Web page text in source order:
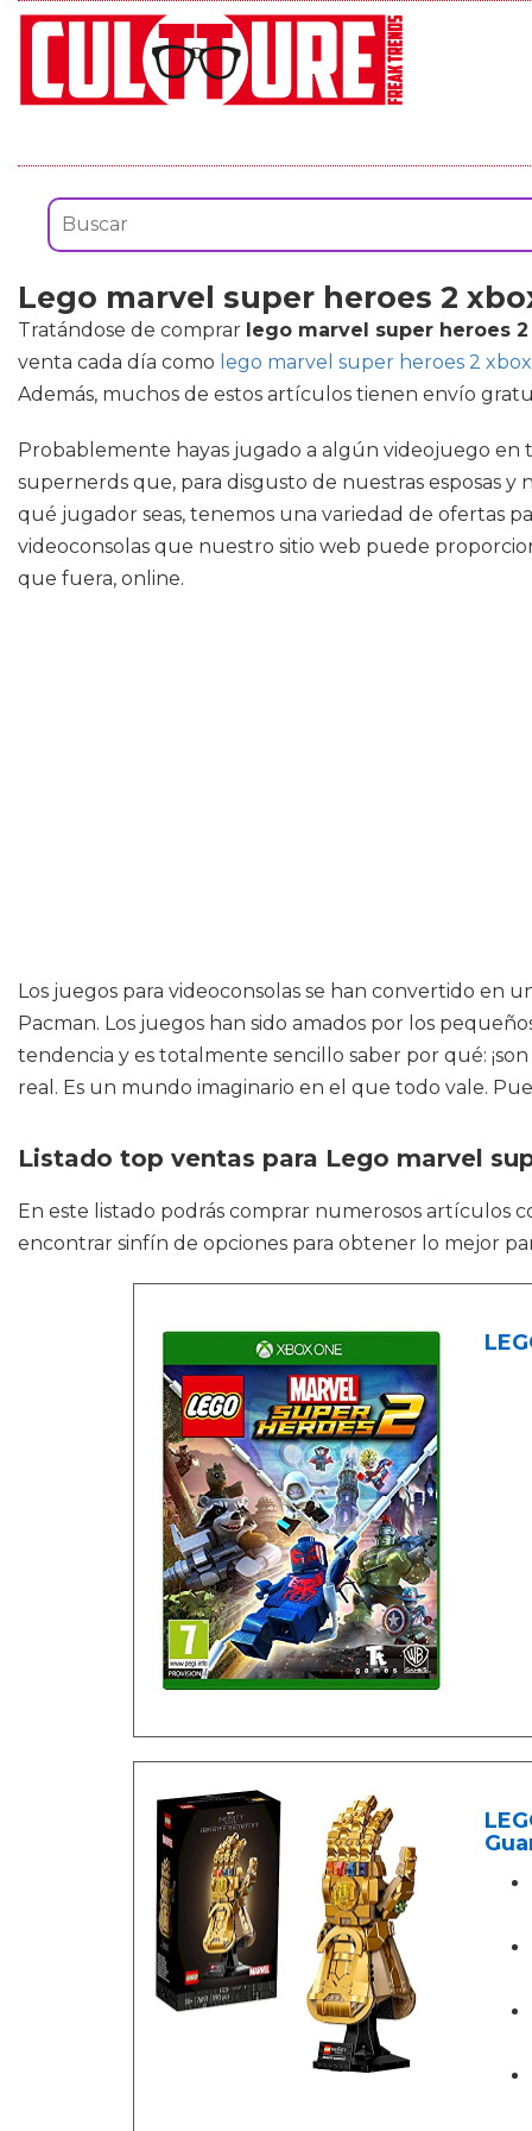
Lego marvel super heroes 2
Tratándose de comprar lego marvel super heroes
venta cada día como lego marvel super heroes 2
Además, muchos de estos artículos tienen envío
Probablemente hayas jugado a algún videojuego en
supernerds que, para disgusto de nuestras esposas y
qué jugador seas, tenemos una variedad de ofertas
videoconsolas que nuestro sitio web puede
que fuera, online.
Los juegos para videoconsolas se han convertido en
Pacman. Los juegos han sido amados por los
tendencia y es totalmente sencillo saber por qué:
real. Es un mundo imaginario en el que todo vale.
Listado top ventas para Lego marvel
En este listado podrás comprar numerosos artículos
encontrar sinfín de opciones para obtener lo mejor